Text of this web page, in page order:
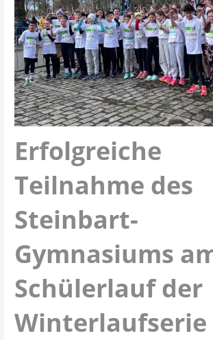
Erfolgreiche
Teilnahme des
Steinbart-
Gymnasiums
Schülerlauf der
Winterlaufserie